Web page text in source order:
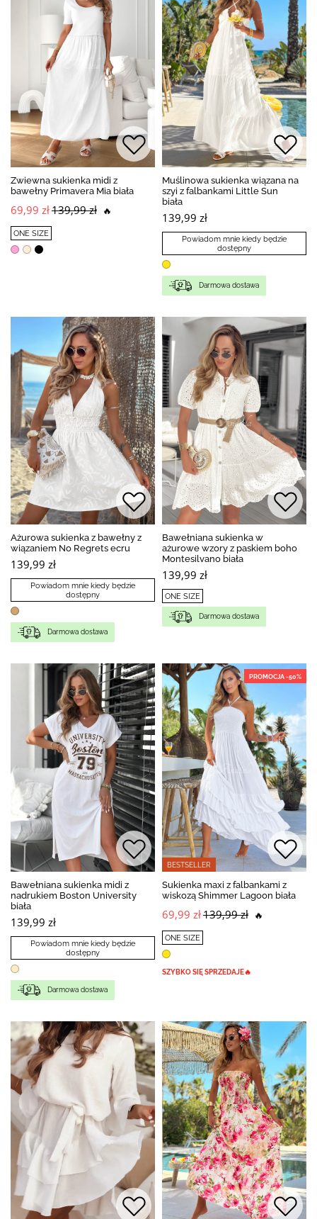
Zwiewna sukienka midi z
bawełny Primavera Mia biała
69,99 zł139,99 zł 🔥
ONE SIZE
Muślinowa sukienka wiązana na
szyi z falbankami Little Sun
biała
139,99 zł
Powiadom mnie kiedy będzie
dostępny
Darmowa dostawa
Ażurowa sukienka z bawełny z
wiązaniem No Regrets ecru
139,99 zł
Powiadom mnie kiedy będzie
dostępny
Darmowa dostawa
Bawełniana sukienka w
ażurowe wzory z paskiem boho
Montesilvano biała
139,99 zł
ONE SIZE
Darmowa dostawa
Bawełniana sukienka midi z
nadrukiem Boston University
biała
139,99 zł
Powiadom mnie kiedy będzie
dostępny
Darmowa dostawa
PROMOCJA -50%
BESTSELLER
Sukienka maxi z falbankami z
wiskozą Shimmer Lagoon biała
69,99 zł139,99 zł 🔥
ONE SIZE
SZYBKO SIĘ SPRZEDAJE🔥